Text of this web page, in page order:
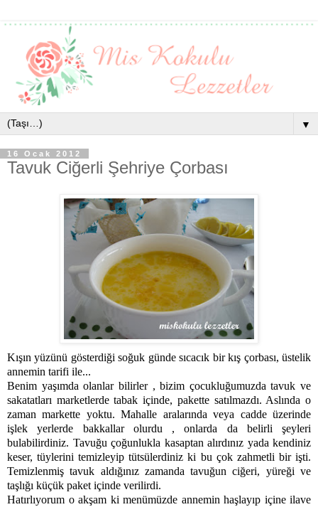
▼
16 Ocak 2012
Tavuk Ciğerli Şehriye Çorbası
Kışın yüzünü gösterdiği soğuk günde sıcacık bir kış çorbası, üstelik
annemin tarifi ile...
Benim yaşımda olanlar bilirler , bizim çocukluğumuzda tavuk ve
sakatatları marketlerde tabak içinde, pakette satılmazdı. Aslında o
zaman markette yoktu. Mahalle aralarında veya cadde üzerinde
işlek yerlerde bakkallar olurdu , onlarda da belirli şeyleri
bulabilirdiniz. Tavuğu çoğunlukla kasaptan alırdınız yada kendiniz
keser, tüylerini temizleyip tütsülerdiniz ki bu çok zahmetli bir işti.
Temizlenmiş tavuk aldığınız zamanda tavuğun ciğeri, yüreği ve
taşlığı küçük paket içinde verilirdi.
Hatırlıyorum o akşam ki menümüzde annemin haşlayıp içine ilave